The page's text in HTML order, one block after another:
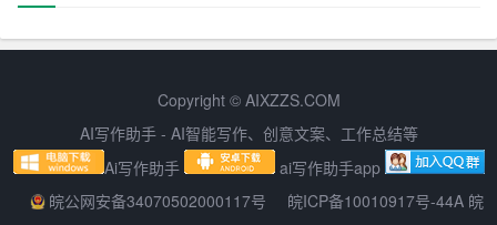
总之，美国空军进行的AI控制战斗机试飞，标志着人工智
能技术在军事领域的应用迈出了重要的一步。AI控制战斗
抓住这一历史机遇，积极参与国际竞争，推动人工智能技
术在军事领域的应用，为国家的繁荣和安全作出更大的贡
献。
Copyright © AIXZZS.COM
AI写作助手 - AI智能写作、创意文案、工作总结等
Ai写作助手
ai写作助手app
皖公网安备34070502000117号
皖ICP备10010917号-44A 皖